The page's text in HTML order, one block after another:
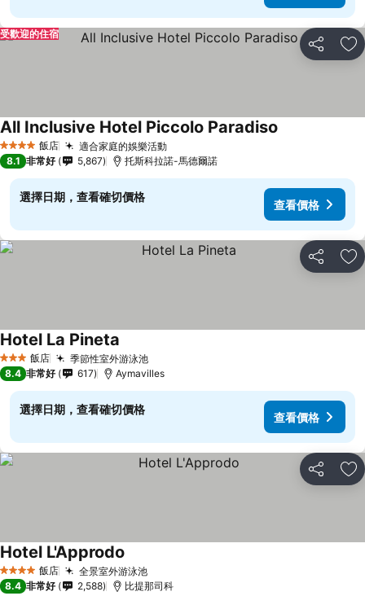
分享 加
受歡迎的住宿
4 星級 飯店 適合家庭的娛樂活動查看價格
All Inclusive Hotel Piccolo Paradiso
8.1 非常好 5,867 托斯科拉諾-馬德爾諾
選擇日期，查看確切價格
查看價格
分享 加
3 星級 飯店 季節性室外游泳池查看價格
Hotel La Pineta
8.4 非常好 617 Aymavilles
選擇日期，查看確切價格
查看價格
分享 加
4 星級 飯店 全景室外游泳池查看價格
Hotel L'Approdo
8.4 非常好 2,588 比提那司科